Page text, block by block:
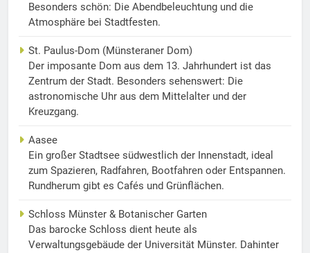
Besonders schön: Die Abendbeleuchtung und die
Atmosphäre bei Stadtfesten.
St. Paulus-Dom (Münsteraner Dom)
Der imposante Dom aus dem 13. Jahrhundert ist das
Zentrum der Stadt. Besonders sehenswert: Die
astronomische Uhr aus dem Mittelalter und der
Kreuzgang.
Aasee
Ein großer Stadtsee südwestlich der Innenstadt, ideal
zum Spazieren, Radfahren, Bootfahren oder Entspannen.
Rundherum gibt es Cafés und Grünflächen.
Schloss Münster & Botanischer Garten
Das barocke Schloss dient heute als
Verwaltungsgebäude der Universität Münster. Dahinter